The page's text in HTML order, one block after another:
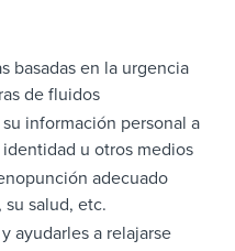
basadas en la urgencia
de fluidos
información personal a
u otros medios
adecuado
salud, etc.
ayudarles a relajarse